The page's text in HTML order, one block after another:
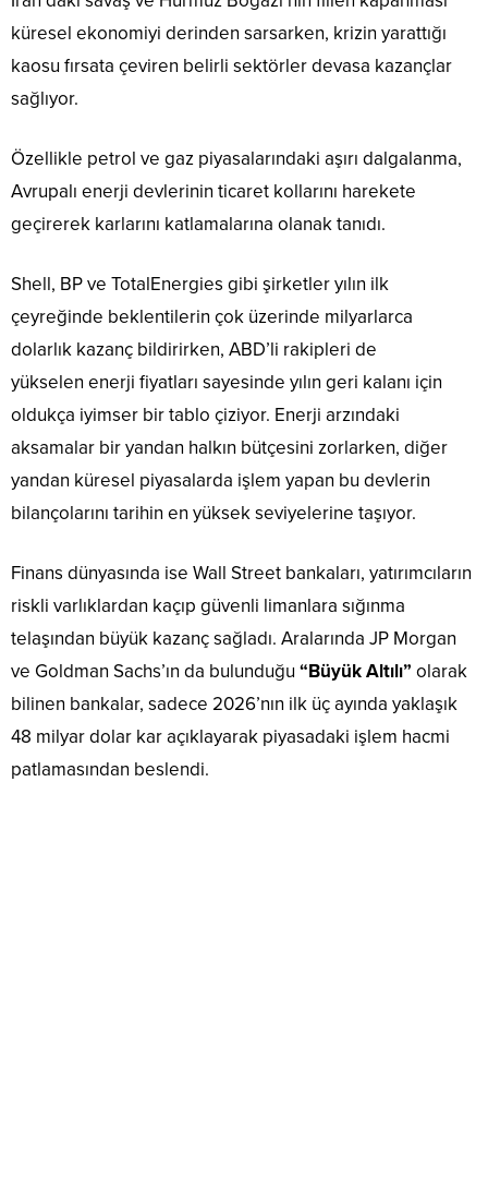
küresel ekonomiyi derinden sarsarken, krizin yarattığı
kaosu fırsata çeviren belirli sektörler devasa kazançlar
sağlıyor.
Özellikle petrol ve gaz piyasalarındaki aşırı dalgalanma,
Avrupalı enerji devlerinin ticaret kollarını harekete
geçirerek karlarını katlamalarına olanak tanıdı.
Shell, BP ve TotalEnergies gibi şirketler yılın ilk
çeyreğinde beklentilerin çok üzerinde milyarlarca
dolarlık kazanç bildirirken, ABD’li rakipleri de
yükselen enerji fiyatları sayesinde yılın geri kalanı için
oldukça iyimser bir tablo çiziyor. Enerji arzındaki
aksamalar bir yandan halkın bütçesini zorlarken, diğer
yandan küresel piyasalarda işlem yapan bu devlerin
bilançolarını tarihin en yüksek seviyelerine taşıyor.
Finans dünyasında ise Wall Street bankaları, yatırımcıların
riskli varlıklardan kaçıp güvenli limanlara sığınma
telaşından büyük kazanç sağladı. Aralarında JP Morgan
ve Goldman Sachs’ın da bulunduğu “Büyük Altılı” olarak
bilinen bankalar, sadece 2026’nın ilk üç ayında yaklaşık
48 milyar dolar kar açıklayarak piyasadaki işlem hacmi
patlamasından beslendi.